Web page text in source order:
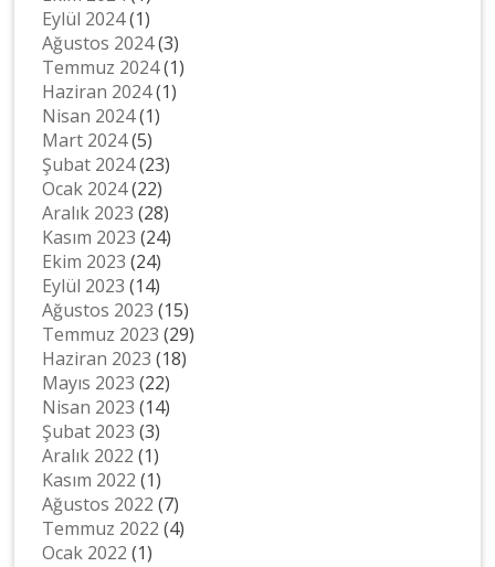
Eylül 2024(1)
Ağustos 2024(3)
Temmuz 2024(1)
Haziran 2024(1)
Nisan 2024(1)
Mart 2024(5)
Şubat 2024(23)
Ocak 2024(22)
Aralık 2023 (28)
Kasım 2023 (24)
Ekim 2023 (24)
Eylül 2023 (14)
Ağustos 2023 (15)
Temmuz 2023 (29)
Haziran 2023 (18)
Mayıs 2023 (22)
Nisan 2023 (14)
Şubat 2023 (3)
Aralık 2022 (1)
Kasım 2022 (1)
Ağustos 2022 (7)
Temmuz 2022 (4)
Ocak 2022 (1)